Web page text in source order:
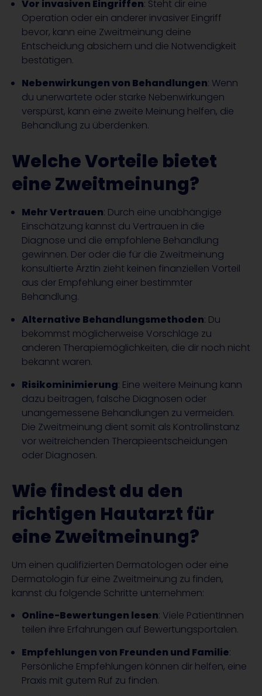
Vor invasiven Eingriffen: Steht dir eine
Operation oder ein anderer invasiver Eingriff
bevor, kann eine Zweitmeinung deine
Entscheidung absichern und die Notwendigkeit
bestätigen.
Nebenwirkungen von Behandlungen: Wenn
du unerwartete oder starke Nebenwirkungen
verspürst, kann eine zweite Meinung helfen, die
Behandlung zu überdenken.
Welche Vorteile bietet
eine Zweitmeinung?
Mehr Vertrauen: Durch eine unabhängige
Einschätzung kannst du Vertrauen in die
Diagnose und die empfohlene Behandlung
gewinnen. Der oder die für die Zweitmeinung
konsultierte ÄrztIn zieht keinen finanziellen Vorteil
aus der Empfehlung einer bestimmter
Behandlung.
Alternative Behandlungsmethoden: Du
bekommst möglicherweise Vorschläge zu
anderen Therapiemöglichkeiten, die dir noch nicht
bekannt waren.
Risikominimierung: Eine weitere Meinung kann
dazu beitragen, falsche Diagnosen oder
unangemessene Behandlungen zu vermeiden.
Die Zweitmeinung dient somit als Kontrollinstanz
vor weitreichenden Therapieentscheidungen
oder Diagnosen.
Wie findest du den
richtigen Hautarzt für
eine Zweitmeinung?
Um einen qualifizierten Dermatologen oder eine
Dermatologin für eine Zweitmeinung zu finden,
kannst du folgende Schritte unternehmen:
Online-Bewertungen lesen: Viele PatientInnen
teilen ihre Erfahrungen auf Bewertungsportalen.
Empfehlungen von Freunden und Familie:
Persönliche Empfehlungen können dir helfen, eine
Praxis mit gutem Ruf zu finden.